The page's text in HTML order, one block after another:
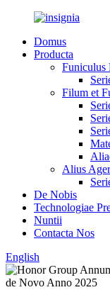
Domus
Producta
Funiculus
Filum et
Alius Ager
De Nobis
Technologiae
Nuntii
Contacta Nos
English